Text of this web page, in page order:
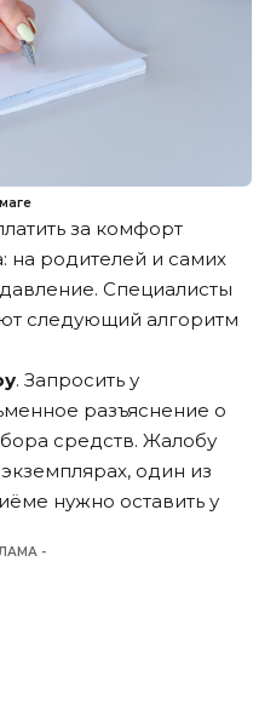
за комфорт
на родителей и самих
Специалисты
следующий алгоритм
. Запросить у
разъяснение о
средств. Жалобу
один из
нужно оставить у
-